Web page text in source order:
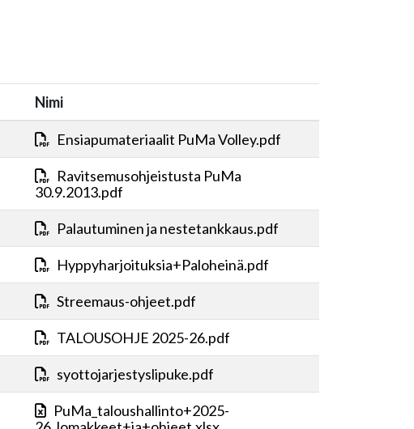
Nimi
Ensiapumateriaalit PuMa Volley.pdf
Ravitsemusohjeistusta PuMa
30.9.2013.pdf
Palautuminen ja nestetankkaus.pdf
Hyppyharjoituksia+Paloheinä.pdf
Streemaus-ohjeet.pdf
TALOUSOHJE 2025-26.pdf
syottojarjestyslipuke.pdf
PuMa_taloushallinto+2025-